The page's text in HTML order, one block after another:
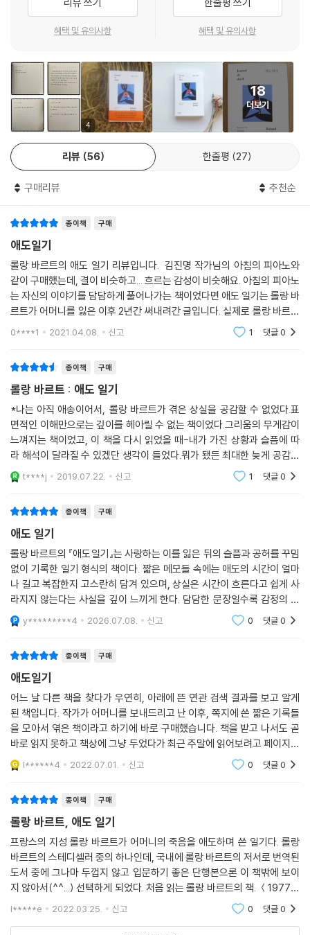
취임 강연을 한 일화로도 유명하다. 그래서 바르트의 인생은 어머니의 죽
음 전과 후로 나뉜다. 달라진 인생에 따라서 그의 지적 궤적도 전혀 다른 방
향을 그린다. 생의 즐거움을 노래하던 그가 어머니의 죽음 이후에는 ‘죽
호로 받아들인 바르트의 후기 스타일을 엿볼 수 있는 중요한 텍스트다.
격렬한 슬픔이 습격해올 때마다 써내려간 언어이자 비명
상실을 숙명으로 살아가는 인간을 위한 철학자의 에세이
롤랑 바르트는 『애도 일기』와 같은 해에 출간된 『밝은 방』을 통해 ‘나 자신
만을 위해서 어머니에 대한 작은 단장집을 쓰고 싶다’고 말한 적이 있다. 그
러나 『애도 일기』에서 가장 두드러지는 것은 롤랑 바르트도, 그의 엄마 앙
무엇도 대체할 수 없고, 마지막까지 해소될 수 없는 순수한 슬픔의 감정이
모든 문장을 에워싸고 있다. 홀어머니 밑에서 자란 소년은 세계적인 석학
이 되었지만 어머니와의 이별이 주는 고통에서 헤어 나오지 못했다.
울적한 오후. 잠깐 장을 보러 가다. 제과점에서 (별 생각도 없이) 피낭시에
하나를 산다. 작은 여 점원이 손님을 도와주다가 말한다: 부알라(Voila).
마망을 돌볼 때 그녀에게 필요한 걸 가져다줄 때면 내가 늘 말했던 단어. 여
점원이 무심코 흘린 이 단어가 결국 눈물을 참을 수 없게 만든다. 나는 오랫
거의 모든 페이지에서 ‘마망(엄마)’을 그리워하는 바르트의 문장들은 눈물
로 얼룩져 있지만 그럼에도 통속적이거나 신파적이지 않다. 토해내듯 쏟아
낸 날것의 문장을 읽다보면 오히려 슬픔을 정면으로 응시할 수 있는 용기
를 얻는다. 애도를 멈추고 일상으로 빨리 돌아오라고 재촉하는 사람들, 슬
픔을 인정하지 않는 사회에서 충분히 슬퍼할 수 있도록 만들어준다. 바르
트는 ‘애도의 슬픔을 억지로 누르려 하지 말라’고 이야기한다.
면성이 완결된 것이다. 그러나 모든 현명한 사회들은 슬픔이 어떻게 밖으
로 드러나야 하는지를 미리 정해서 코드화했다. 우리의 사회가 안고 있는
패악은 그 사회가 슬픔을 인정하지 않는다는 것이다. - 165p
우리는 늘 누군가를 떠나보내며 산다. 우리는 이미 누군가를 잃었거나, 잃
는 중이거나, 잃어야 하는 사람들이다. 상실을 숙명으로 삼아 살아갈 수밖
에 없는 인간들에게 ‘애도’는 끊임없이 이야기되어야 할 주제이다. 우리는
나마 경험한다. 그리고 슬픔과 고통이 우리 안에서 ‘서서히 자리 잡아가는
것’을 지켜본다. 바르트는 자신의 쪽지가 결국 ‘문학이 되고 말까 봐’ 우려
했지만, 『애도 일기』는 우리에게 와서 슬프고 아름다운 문학이 되었다.
나는 이 일들에 대해서 말하고 싶지 않다. 그러면 결국 문학이 되고 말까 봐
두렵기 때문에. 혹은 내 말들이 문학이 되지는 않을 거라는 사실에 대한 자
신이 없기 때문에. 그런데 다름 아닌 문학이야말로 이런 진실들에 뿌리를
내리고 태어나는 것임에도 불구하고. - 33p
바르트는 결코 출판할 의도가 없었던 책에서 그의 마음을 열어 보여준다.
- [커커스 리뷰]
『애도 일기』는 롤랑 바르트의 가장 훌륭한 업적은 아니다. 그러나 바르트
의 가장 뜨거운 감정이 녹아 있는 글이자 가장 쉽게 접근할 수 있는 작품이
다.
- [뉴욕타임스]
글쓰기는 슬픔의 한 형태이고, 쓰지 않으면 잃게 될 것을 보존하기 위한 노
력이다. 바르트는 어머니의 죽음이 ‘문학이 되고 말까 봐’ 두려웠지만, 작가
가 가장 절망적인 상황에서 해야만 하는 일을 했다: 글을 쓰는 것.
- [뉴욕타임스 북리뷰]
혜택 및 유의사항 혜택 및 유의사항
4
18
더보기
리뷰 56 한줄평 27
구매리뷰 추천순
종이책 구매
애도일기
롤랑 바르트의 애도 일기 리뷰입니다. 김진명 작가님의 아침의 피아노와
같이 구매했는데, 결이 비슷하고... 흐르는 감성이 비슷해요. 아침의 피아노
는 자신의 이야기를 담담하게 풀어나가는 책이었다면 애도 일기는 롤랑 바
르트가 어머니를 잃은 이후 2년간 써내려간 글입니다. 실제로 롤랑 바르트
가 썼던 글들이 출간되지 않기를 바라면서 썼다는 이야기도 있던데, 메말
0****1 2021.04.08. 신고 1 댓글0
종이책 구매
롤랑 바르트 : 애도 일기
*나는 아직 애송이어서, 롤랑 바르트가 겪은 상실을 공감할 수 없었다.표
면적인 이해만으로는 깊이를 헤아릴 수 없는 책이었다.그리움의 무게감이
느껴지는 책이었고, 이 책을 다시 읽었을 때-내가 가진 상황과 슬픔에 따
라 해석이 달라질 수 있겠단 생각이 들었다.뭐가 됐든 최대한 늦게 공감할
수 있었으면 좋은거겠지요.. *성큼성큼 읽을 수 있는 분량이지만, 조심조
심 읽게 됩니다.시
t****j 2019.07.22. 신고 1 댓글0
종이책 구매
애도 일기
롤랑 바르트의 『애도일기』는 사랑하는 이를 잃은 뒤의 슬픔과 공허를 꾸밈
없이 기록한 일기 형식의 책이다. 짧은 메모들 속에는 애도의 시간이 얼마
나 길고 복잡한지 고스란히 담겨 있으며, 상실은 시간이 흐른다고 쉽게 사
라지지 않는다는 사실을 깊이 느끼게 한다. 담담한 문장일수록 감정의 무
게가 더욱 크게 전해졌고, 애도란 잊는 과정이 아니라 사랑을 기억하며 살
아가는 과정임
y*********4 2026.07.08. 신고 0 댓글0
종이책 구매
애도일기
어느 날 다른 책을 찾다가 우연히, 아래에 뜬 연관 검색 결과를 보고 알게
된 책입니다. 작가가 어머니를 보내드리고 난 이후, 쪽지에 쓴 짧은 기록들
을 모아서 엮은 책이라고 하기에 바로 구매했습니다. 책을 받고 나서도 곧
바로 읽지 못하고 책상에 그냥 두었다가 최근 주말에 읽어보려고 페이지를
몇장 넘겼는데 정말 눈물을 참을수 없었습니다. 이 사람의 애도의 기록이
나의 것과 너
l******4 2022.07.01. 신고 0 댓글0
종이책 구매
롤랑 바르트, 애도 일기
프랑스의 지성 롤랑 바르트가 어머니의 죽음을 애도하며 쓴 일기다. 롤랑
바르트의 스테디셀러 중의 하나인데, 국내에 롤랑 바르트의 저서로 번역된
도서 중에 그나마 두껍지 않고 입문하기 좋은 단행본으론 이 책밖에 보이
지 않아서(^^...) 선택하게 되었다. 처음 읽는 롤랑 바르트의 책. ＜1977년
11월 28일 춥다. 밤이다. 겨울이다. 나는 집 안에서 따뜻하지만, 그러나 혼
l*****e 2022.03.25. 신고 0 댓글0